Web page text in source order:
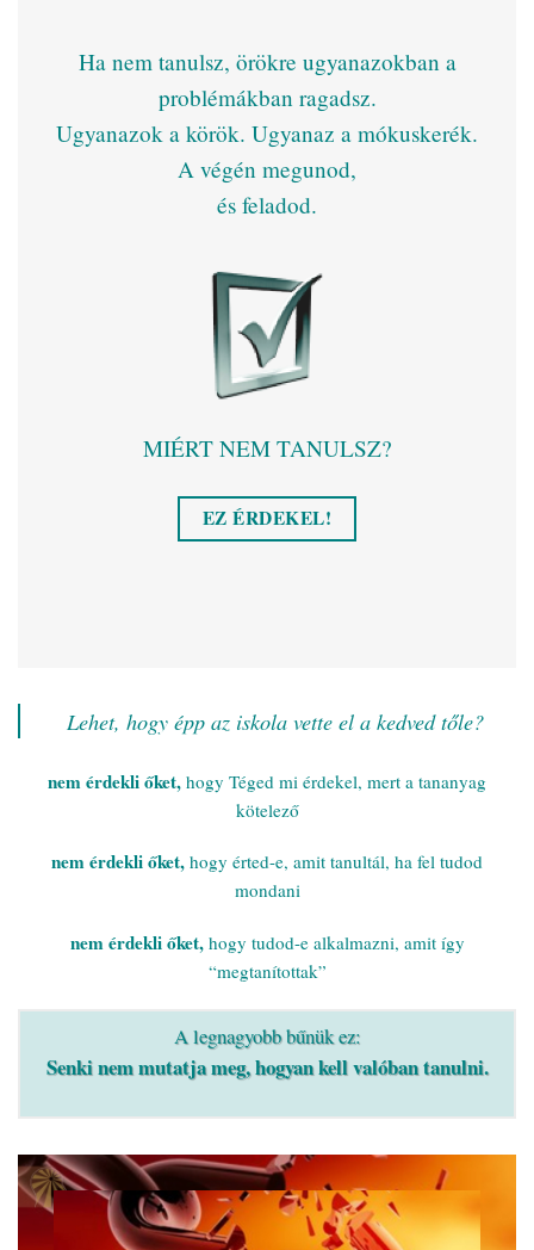
Ha nem tanulsz, örökre ugyanazokban a
problémákban ragadsz.
Ugyanazok a körök. Ugyanaz a mókuskerék.
A végén megunod,
és feladod.
MIÉRT NEM TANULSZ?
EZ ÉRDEKEL!
Lehet, hogy épp az iskola vette el a kedved tőle?
nem érdekli őket, hogy Téged mi érdekel, mert a tananyag
kötelező
nem érdekli őket, hogy érted-e, amit tanultál, ha fel tudod
mondani
nem érdekli őket,hogy tudod-e alkalmazni, amit így
“megtanítottak”
A legnagyobb bűnük ez:
Senki nem mutatja meg, hogyan kell valóban tanulni.